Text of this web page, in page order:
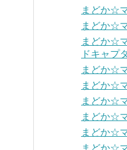
まどか☆
まどか☆
まどか☆
ドキャプ
まどか☆
まどか☆
まどか☆
まどか☆
まどか☆
まどか☆